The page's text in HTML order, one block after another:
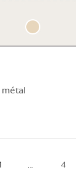
… 4